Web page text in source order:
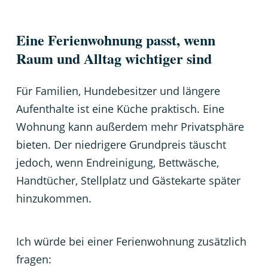
Eine Ferienwohnung passt, wenn
Raum und Alltag wichtiger sind
Für Familien, Hundebesitzer und längere
Aufenthalte ist eine Küche praktisch. Eine
Wohnung kann außerdem mehr Privatsphäre
bieten. Der niedrigere Grundpreis täuscht
jedoch, wenn Endreinigung, Bettwäsche,
Handtücher, Stellplatz und Gästekarte später
hinzukommen.
Ich würde bei einer Ferienwohnung zusätzlich
fragen: